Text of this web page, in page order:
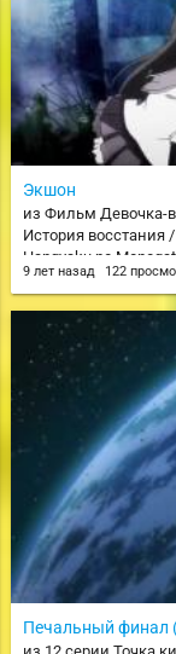
Экшон
из Фильм
История восстания
Hangyaku no
9 лет назад 122
Печальный финал